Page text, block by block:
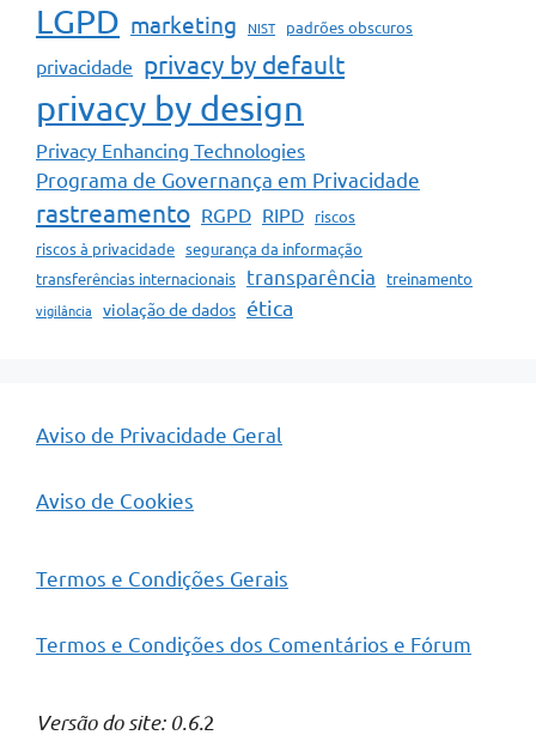
LGPD marketing NIST padrões obscuros
privacidade privacy by default
privacy by design
Privacy Enhancing Technologies
Programa de Governança em Privacidade
rastreamento RGPD RIPD riscos
riscos à privacidade segurança da informação
transferências internacionais transparência treinamento
vigilância violação de dados ética
Aviso de Privacidade Geral
Aviso de Cookies
Termos e Condições Gerais
Termos e Condições dos Comentários e Fórum
Versão do site: 0.6.2